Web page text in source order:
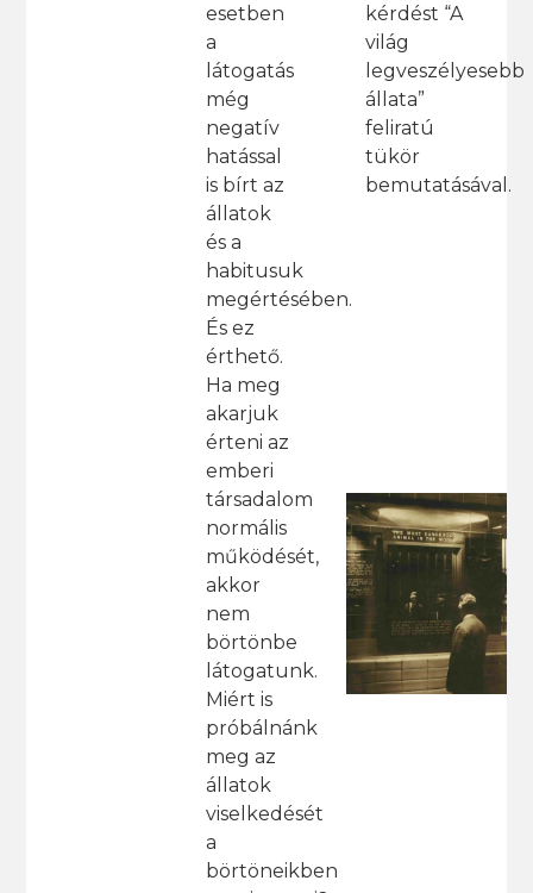
esetben
a
látogatás
még
negatív
hatással
is bírt az
állatok
és a
habitusuk
megértésében.
És ez
érthető.
Ha meg
akarjuk
érteni az
emberi
társadalom
normális
működését,
akkor
nem
börtönbe
látogatunk.
Miért is
próbálnánk
meg az
állatok
viselkedését
a
börtöneikben
kérdést “A
világ
legveszélyesebb
állata”
feliratú
tükör
bemutatásával.